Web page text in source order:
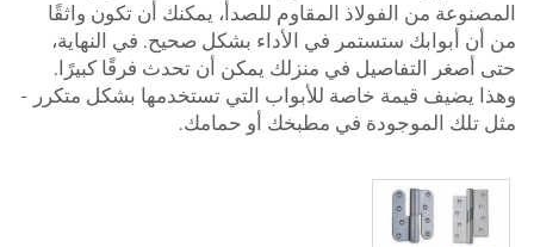
المصنوعة من الفولاذ المقاوم للصدأ، يمكنك أن تكون واثقًا
من أن أبوابك ستستمر في الأداء بشكل صحيح. في النهاية،
حتى أصغر التفاصيل في منزلك يمكن أن تحدث فرقًا كبيرًا.
وهذا يضيف قيمة خاصة للأبواب التي تستخدمها بشكل متكرر -
مثل تلك الموجودة في مطبخك أو حمامك.